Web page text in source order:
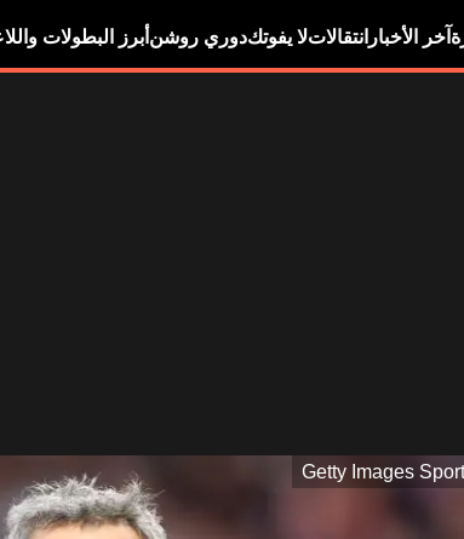
آخر الأخبار انتقالاتلا يفوتكدوري روشن أبرز البطولات
Getty Images Sport